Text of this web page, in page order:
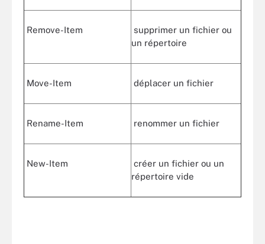
Remove-Item
supprimer un fichier ou
un répertoire
Move-Item déplacer un fichier
Rename-Item renommer un fichier
New-Item
créer un fichier ou un
répertoire vide